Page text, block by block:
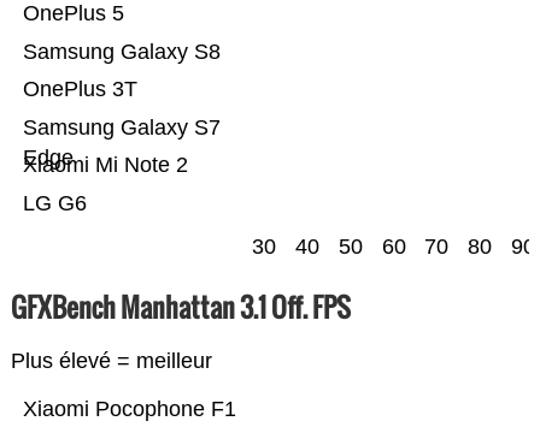
LG G6
Xiaomi Mi Note 2
Samsung Galaxy S7
Edge
OnePlus 3T
Samsung Galaxy S8
OnePlus 5
30 40 50 60 70 80 90
GFXBench Manhattan 3.1 Off. FPS
Plus élevé = meilleur
Xiaomi Pocophone F1